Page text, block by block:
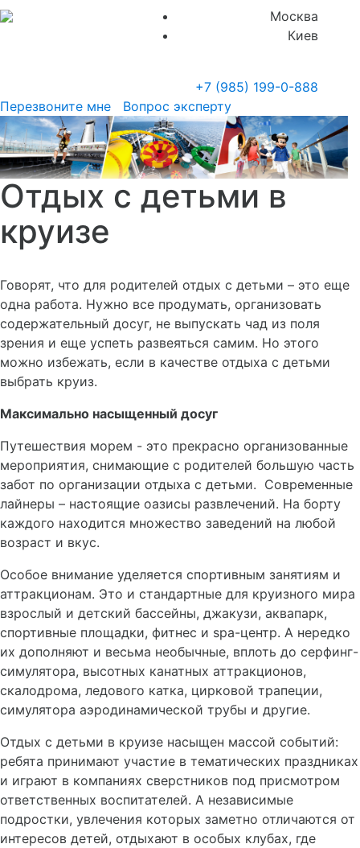
Москва
Киев
+7 (985) 199-0-888
Перезвоните мне
Вопрос эксперту
Отдых с детьми в
круизе
Говорят, что для родителей отдых с детьми – это еще
одна работа. Нужно все продумать, организовать
содержательный досуг, не выпускать чад из поля
зрения и еще успеть развеяться самим. Но этого
можно избежать, если в качестве отдыха с детьми
выбрать круиз.
Максимально насыщенный досуг
Путешествия морем - это прекрасно организованные
мероприятия, снимающие с родителей большую часть
забот по организации отдыха с детьми. Современные
лайнеры – настоящие оазисы развлечений. На борту
каждого находится множество заведений на любой
возраст и вкус.
Особое внимание уделяется спортивным занятиям и
аттракционам. Это и стандартные для круизного мира
взрослый и детский бассейны, джакузи, аквапарк,
спортивные площадки, фитнес и spa-центр. А нередко
их дополняют и весьма необычные, вплоть до серфинг-
симулятора, высотных канатных аттракционов,
скалодрома, ледового катка, цирковой трапеции,
симулятора аэродинамической трубы и другие.
Отдых с детьми в круизе насыщен массой событий:
ребята принимают участие в тематических праздниках
и играют в компаниях сверстников под присмотром
ответственных воспитателей. А независимые
подростки, увлечения которых заметно отличаются от
интересов детей, отдыхают в особых клубах, где